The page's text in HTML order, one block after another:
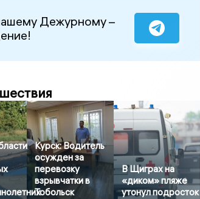
Дежурному –
Курск: Водитель
осужден за
перевозку
взрывчатки в
Тобольск
В Щиграх на
«диком» пляже
утонул подросток